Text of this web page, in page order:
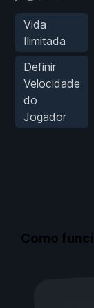
Vida
Ilimitada
Definir
Velocidade
do
Jogador
Como